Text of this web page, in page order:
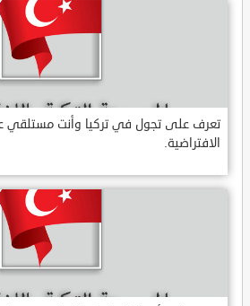
تعرف على تجول في تركيا وأنت مستلقي
الافتراضية.